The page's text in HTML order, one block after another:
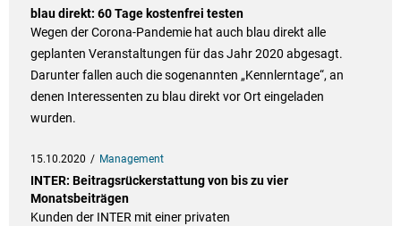
blau direkt: 60 Tage kostenfrei testen
Wegen der Corona-Pandemie hat auch blau direkt alle
geplanten Veranstaltungen für das Jahr 2020 abgesagt.
Darunter fallen auch die sogenannten „Kennlerntage“, an
denen Interessenten zu blau direkt vor Ort eingeladen
wurden.
15.10.2020 Management
INTER: Beitragsrückerstattung von bis zu vier
Monatsbeiträgen
Kunden der INTER mit einer privaten